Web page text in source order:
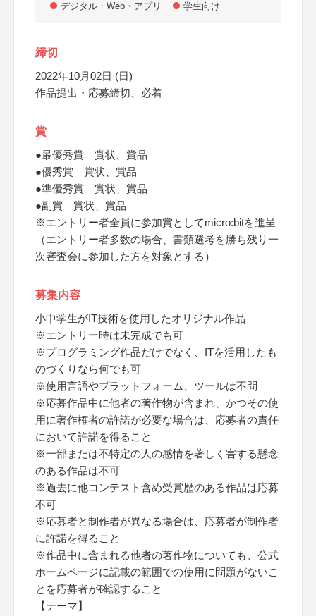
デジタル・Web・アプリ 学生向け
締切
2022年10月02日 (日)
作品提出・応募締切、必着
賞
●最優秀賞 賞状、賞品
●優秀賞 賞状、賞品
●準優秀賞 賞状、賞品
●副賞 賞状、賞品
※エントリー者全員に参加賞としてmicro:bitを進呈
（エントリー者多数の場合、書類選考を勝ち残り一
次審査会に参加した方を対象とする）
募集内容
小中学生がIT技術を使用したオリジナル作品
※エントリー時は未完成でも可
※プログラミング作品だけでなく、ITを活用したも
のづくりなら何でも可
※使用言語やプラットフォーム、ツールは不問
※応募作品中に他者の著作物が含まれ、かつその使
用に著作権者の許諾が必要な場合は、応募者の責任
において許諾を得ること
※一部または不特定の人の感情を著しく害する懸念
のある作品は不可
※過去に他コンテスト含め受賞歴のある作品は応募
不可
※応募者と制作者が異なる場合は、応募者が制作者
に許諾を得ること
※作品中に含まれる他者の著作物についても、公式
ホームページに記載の範囲での使用に問題がないこ
とを応募者が確認すること
【テーマ】